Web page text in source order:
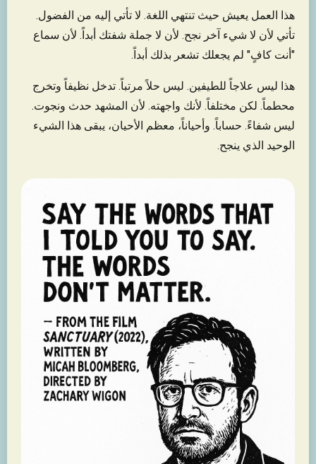
هذا العمل يعيش حيث تنتهي اللغة. لا تأتي إليه من الفضول.
تأتي لأن لا شيء آخر نجح. لأن لا جملة شفتك أبداً. لأن سماع
"أنت كافٍ" لم يجعلك تشعر بذلك أبداً.
هذا ليس علاجاً للطيفين. ليس حلاً مرتباً. تدخل نظيفاً وتخرج
محطماً. لكن مختلفاً. لأنك واجهته. لأن المشهد حدث ونجوت.
ليس شفاءً. حساباً. وأحياناً، معظم الأحيان، يبقى هذا الشيء
الوحيد الذي ينجح.